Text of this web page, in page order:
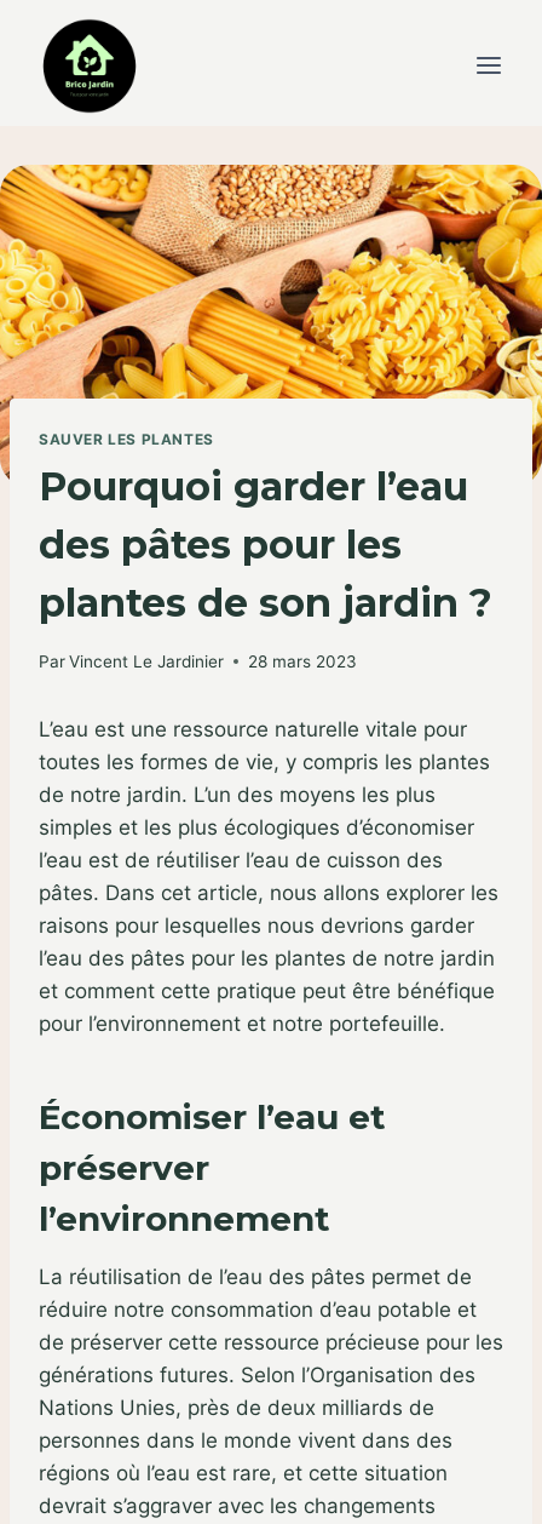
content
SAUVER LES PLANTES
Pourquoi garder l’eau
des pâtes pour les
plantes de son jardin ?
ParVincent Le Jardinier 28 mars 2023
L’eau est une ressource naturelle vitale pour
toutes les formes de vie, y compris les plantes
de notre jardin. L’un des moyens les plus
simples et les plus écologiques d’économiser
l’eau est de réutiliser l’eau de cuisson des
pâtes. Dans cet article, nous allons explorer les
raisons pour lesquelles nous devrions garder
l’eau des pâtes pour les plantes de notre jardin
et comment cette pratique peut être bénéfique
pour l’environnement et notre portefeuille.
Économiser l’eau et
préserver
l’environnement
La réutilisation de l’eau des pâtes permet de
réduire notre consommation d’eau potable et
de préserver cette ressource précieuse pour les
générations futures. Selon l’Organisation des
Nations Unies, près de deux milliards de
personnes dans le monde vivent dans des
régions où l’eau est rare, et cette situation
devrait s’aggraver avec les changements